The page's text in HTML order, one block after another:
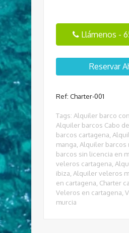
Llámenos -
Reservar
Ref: Charter-001
Tags:Alquiler barco
Alquiler barcos Cabo
barcos cartagena ,
manga ,Alquiler barcos
barcos sin licencia en
veleros cartagena ,
ibiza ,Alquiler veleros
en cartagena Charter
Veleros en cartagena ,
murcia